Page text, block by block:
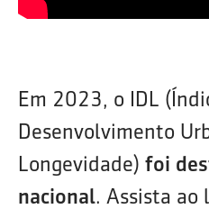
Em 2023, o IDL
Desenvolvimento
Longevidade) foi
nacional. Assista ao